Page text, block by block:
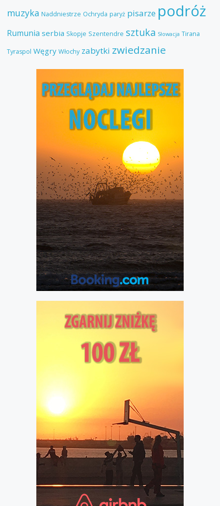
muzyka Naddniestrze Ochryda paryż pisarze podróż
Rumunia serbia Skopje Szentendre sztuka Słowacja Tirana
Tyraspol Węgry Włochy zabytki zwiedzanie